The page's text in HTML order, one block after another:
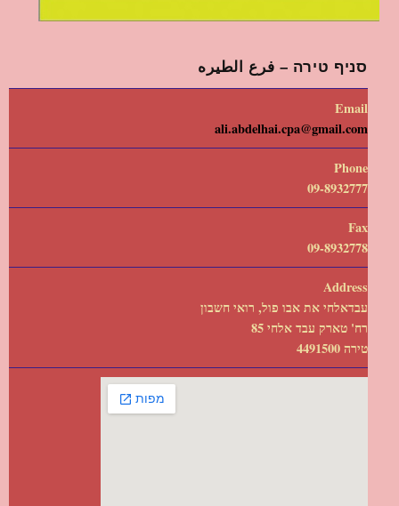
סניף טירה – فرع الطيره
Email
ali.abdelhai.cpa@gmail.com
Phone
09-8932777
Fax
09-8932778
Address
עבדאלחי את אבו פול, רואי חשבון
רח' טארק עבד אלחי 85
טירה 4491500